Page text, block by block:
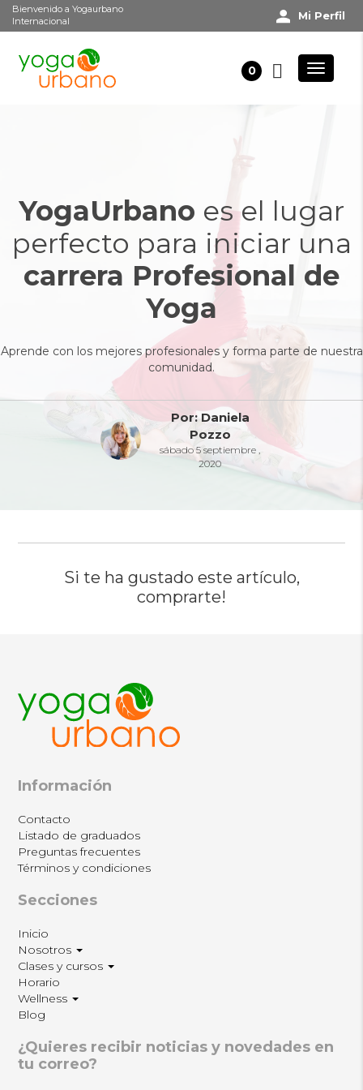
Bienvenido a Yogaurbano
Internacional
Mi Perfil
0
YogaUrbano es el lugar
perfecto para iniciar una
carrera Profesional de
Yoga
Aprende con los mejores profesionales y forma parte de nuestra
comunidad.
Por: Daniela
Pozzo
sábado 5 septiembre ,
2020
Si te ha gustado este artículo,
comprarte!
Información
Contacto
Listado de graduados
Preguntas frecuentes
Términos y condiciones
Secciones
Inicio
Nosotros
Clases y cursos
Horario
Wellness
Blog
¿Quieres recibir noticias y novedades en
tu correo?